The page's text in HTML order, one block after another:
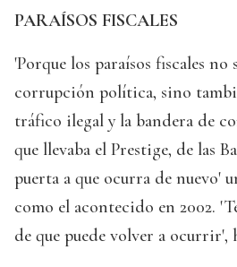
PARAÍSOS FISCALES
'Porque los paraísos fiscales
corrupción política, sino
tráfico ilegal y la bandera de
que llevaba el Prestige, de las
puerta a que ocurra de nuevo'
como el acontecido en 2002.
de que puede volver a ocurrir',